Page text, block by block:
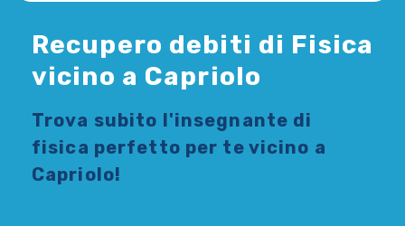
Recupero debiti di Fisica
vicino a Capriolo
Trova subito l'insegnante di
fisica perfetto per te vicino a
Capriolo!